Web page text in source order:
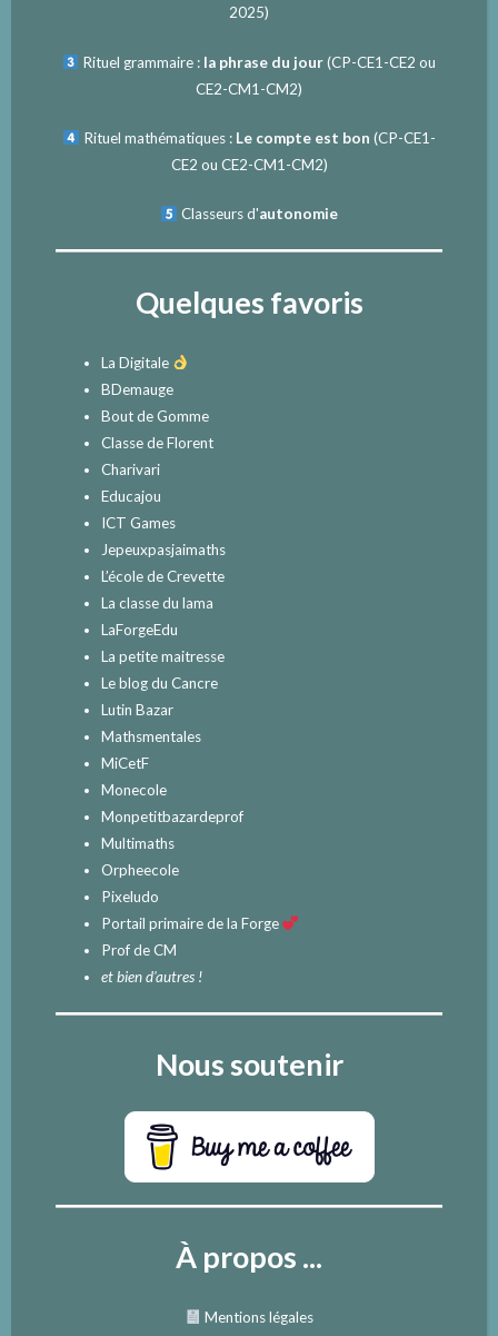
2025)
Rituel grammaire : la phrase du jour(CP-CE1-CE2 ou
CE2-CM1-CM2)
Rituel mathématiques : Le compte est bon (CP-CE1-
CE2 ou CE2-CM1-CM2)
Classeurs d'autonomie
Quelques favoris
La Digitale
BDemauge
Bout de Gomme
Classe de Florent
Charivari
Educajou
ICT Games
Jepeuxpasjaimaths
L’école de Crevette
La classe du lama
LaForgeEdu
La petite maitresse
Le blog du Cancre
Lutin Bazar
Mathsmentales
MiCetF
Monecole
Monpetitbazardeprof
Multimaths
Orpheecole
Pixeludo
Portail primaire de la Forge
Prof de CM
et bien d'autres !
Nous soutenir
À propos ...
Mentions légales